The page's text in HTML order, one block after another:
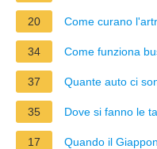
20 Come curano
34 Come funziona
37 Quante auto ci
35 Dove si fanno le
17 Quando il